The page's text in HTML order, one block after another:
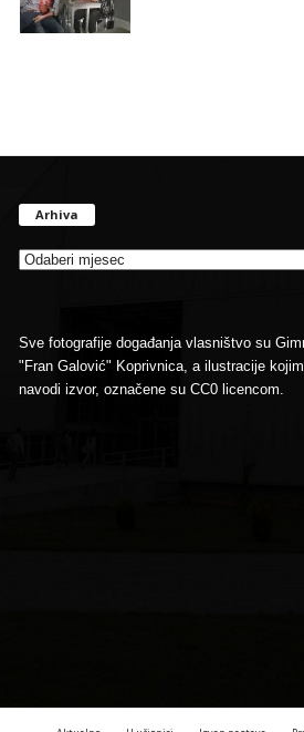
Arhiva
Sve fotografije događanja vlasništvo su
"Fran Galović" Koprivnica, a ilustracije
navodi izvor, označene su CC0 licencom.